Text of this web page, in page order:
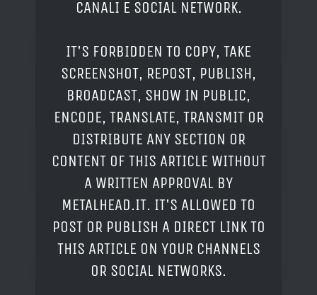
CANALI E SOCIAL NETWORK.
IT'S FORBIDDEN TO COPY, TAKE
SCREENSHOT, REPOST, PUBLISH,
BROADCAST, SHOW IN PUBLIC,
ENCODE, TRANSLATE, TRANSMIT OR
DISTRIBUTE ANY SECTION OR
CONTENT OF THIS ARTICLE WITHOUT
A WRITTEN APPROVAL BY
METALHEAD.IT. IT'S ALLOWED TO
POST OR PUBLISH A DIRECT LINK TO
THIS ARTICLE ON YOUR CHANNELS
OR SOCIAL NETWORKS.